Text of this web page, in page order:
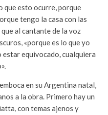
que esto ocurre, porque
tengo la casa con las
al cantante de la voz
«porque es lo que yo
equivocado, cualquiera
en su Argentina natal,
a la obra. Primero hay un
con temas ajenos y